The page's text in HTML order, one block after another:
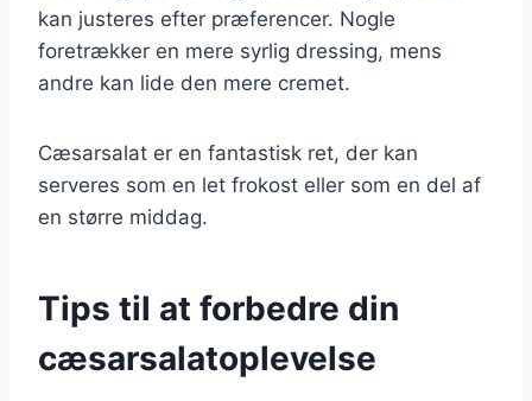
kan justeres efter præferencer. Nogle
foretrækker en mere syrlig dressing, mens
andre kan lide den mere cremet.
Cæsarsalat er en fantastisk ret, der kan
serveres som en let frokost eller som en del af
en større middag.
Tips til at forbedre din
cæsarsalatoplevelse